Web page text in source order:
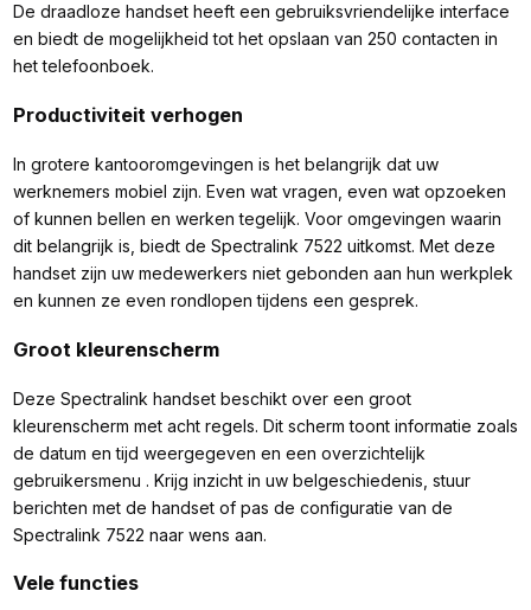
De draadloze handset heeft een gebruiksvriendelijke interface
en biedt de mogelijkheid tot het opslaan van 250 contacten in
het telefoonboek.
Productiviteit verhogen
In grotere kantooromgevingen is het belangrijk dat uw
werknemers mobiel zijn. Even wat vragen, even wat opzoeken
of kunnen bellen en werken tegelijk. Voor omgevingen waarin
dit belangrijk is, biedt de Spectralink 7522 uitkomst. Met deze
handset zijn uw medewerkers niet gebonden aan hun werkplek
en kunnen ze even rondlopen tijdens een gesprek.
Groot kleurenscherm
Deze Spectralink handset beschikt over een groot
kleurenscherm met acht regels. Dit scherm toont informatie zoals
de datum en tijd weergegeven en een overzichtelijk
gebruikersmenu . Krijg inzicht in uw belgeschiedenis, stuur
berichten met de handset of pas de configuratie van de
Spectralink 7522 naar wens aan.
Vele functies